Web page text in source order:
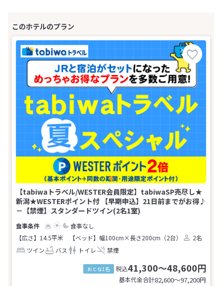
【tabiwaトラベル/WESTER会員限定】tabiwaSP売尽し★
新潟★WESTERポイント付 【早期申込】21日前までがお得♪
－【禁煙】スタンダードツイン(2名1室)
食事なし
【広さ】14.5平米
【ベッド】幅100cm×長さ200cm（2台）
2名
ツイン
バス トイレ 禁煙
おとな1名 税込41,300～48,600円
基本代金合計82,600〜97,200円